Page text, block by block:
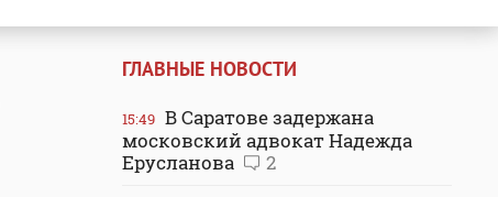
ГЛАВНЫЕ НОВОСТИ
15:49 В Саратове задержана
московский адвокат Надежда
Ерусланова
2